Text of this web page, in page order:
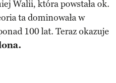
Walii, która powstała ok.
ta dominowała w
100 lat. Teraz okazuje